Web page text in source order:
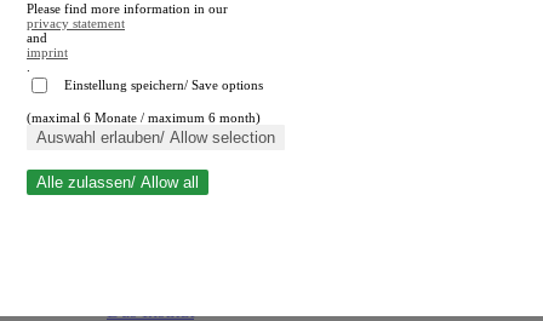
Suche schließen
Please find more information in our
privacy statement
and
imprint
Einstellung speichern/ Save options
(maximal 6 Monate / maximum 6 month)
Auswahl erlauben/ Allow selection
Alle zulassen/ Allow all